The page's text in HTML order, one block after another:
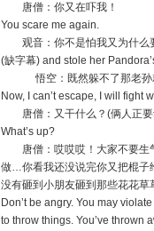
唐僧：你又在吓我！
You scare me again.
观音：你不是怕我又为什么
(缺字幕) and stole her
悟空：既然躲不了那老孙就
Now, I can’t escape, I will fight
唐僧：又干什么？(俩人正
What’s up?
唐僧：哎哎哎！大家不要生
做…你看我还没说完你又把棍子
没有砸到小朋友砸到那些花花
Don’t be angry. You may
to throw things. You’ve thrown